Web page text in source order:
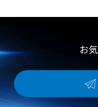
お